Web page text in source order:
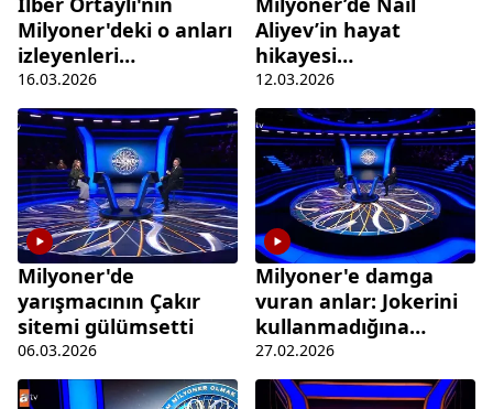
Milyoner'deki o anları
izleyenleri
duygulandırdı
16.03.2026
Aliyev’in hayat
hikayesi
duygulandırdı
12.03.2026
Milyoner'de
yarışmacının Çakır
sitemi gülümsetti
06.03.2026
Milyoner'e damga
vuran anlar: Jokerini
kullanmadığına
pişman oldu
27.02.2026